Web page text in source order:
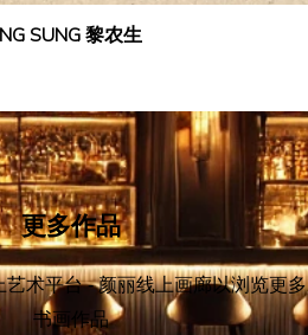
SUNG 黎农生
更多作品
术平台 - 颜丽线上画廊以浏览更多
书画作品